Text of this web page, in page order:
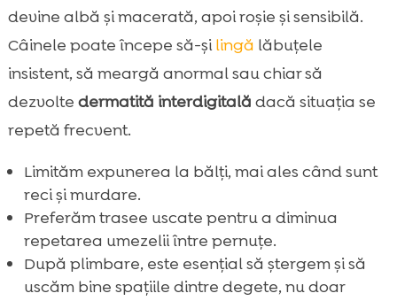
devine albă și macerată, apoi roșie și sensibilă.
Câinele poate începe să-șilingă lăbuțele
insistent, să meargă anormal sau chiar să
dezvolte dermatită interdigitală dacă situația se
repetă frecvent.
Limităm expunerea la bălți, mai ales când sunt
reci și murdare.
Preferăm trasee uscate pentru a diminua
repetarea umezelii între pernuțe.
După plimbare, este esențial să ștergem și să
uscăm bine spațiile dintre degete, nu doar